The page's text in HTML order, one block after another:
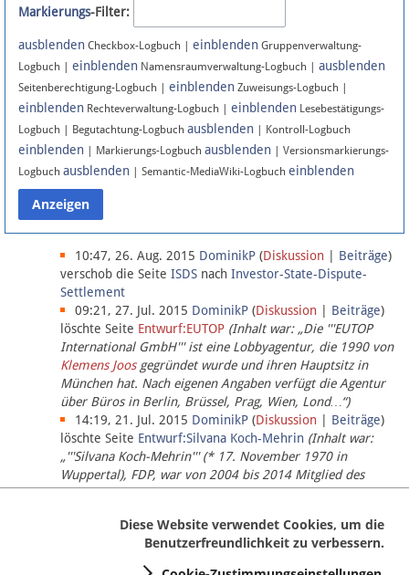
Facebook
Instagram
Anmelden
Datenschutz
Über Lobbypedia
Impressum
Markierungs-Filter:
ausblenden Checkbox-Logbuch | einblenden Gruppenverwaltung-
Logbuch | einblenden Namensraumverwaltung-Logbuch | ausblenden
Seitenberechtigung-Logbuch | einblenden Zuweisungs-Logbuch |
einblenden Rechteverwaltung-Logbuch | einblenden Lesebestätigungs-
Logbuch | Begutachtung-Logbuch ausblenden | Kontroll-Logbuch
einblenden | Markierungs-Logbuch ausblenden | Versionsmarkierungs-
Logbuch ausblenden | Semantic-MediaWiki-Logbuch einblenden
10:47, 26. Aug. 2015 DominikP (Diskussion Beiträge)
verschob die Seite ISDS nach Investor-State-Dispute-
Settlement
09:21, 27. Jul. 2015 DominikP (Diskussion Beiträge)
löschte Seite Entwurf:EUTOP (Inhalt war: „Die '''EUTOP
International GmbH''' ist eine Lobbyagentur, die 1990 von
Klemens Joosgegründet wurde und ihren Hauptsitz in
München hat. Nach eigenen Angaben verfügt die Agentur
über Büros in Berlin, Brüssel, Prag, Wien, Lond…“)
14:19, 21. Jul. 2015 DominikP (Diskussion Beiträge)
löschte Seite Entwurf:Silvana Koch-Mehrin (Inhalt war:
„'''Silvana Koch-Mehrin''' (* 17. November 1970 in
Wuppertal), FDP, war von 2004 bis 2014 Mitglied des
Europäischen Parlaments, seit November 2014 ist sie für
Diese Website verwendet Cookies, um die
Benutzerfreundlichkeit zu verbessern.